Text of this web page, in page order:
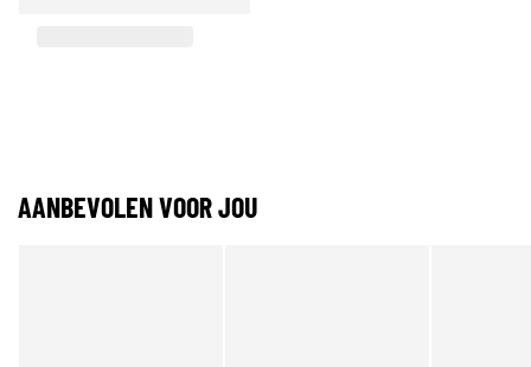
AANBEVOLEN VOOR JOU